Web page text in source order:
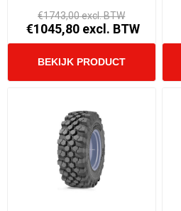
€1743,00 excl. BTW
€1045,80 excl. BTW